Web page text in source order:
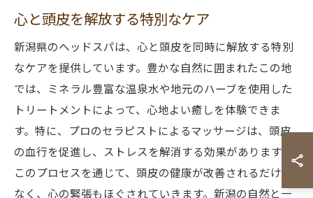
心と頭皮を解放する特別なケア
新潟県のヘッドスパは、心と頭皮を同時に解放する特別
なケアを提供しています。豊かな自然に囲まれたこの地
では、ミネラル豊富な温泉水や地元のハーブを使用した
トリートメントによって、心地よい癒しを体験できま
す。特に、プロのセラピストによるマッサージは、頭皮
の血行を促進し、ストレスを解消する効果があります。
このプロセスを通じて、頭皮の健康が改善されるだけで
なく、心の緊張もほぐされていきます。新潟の自然と一